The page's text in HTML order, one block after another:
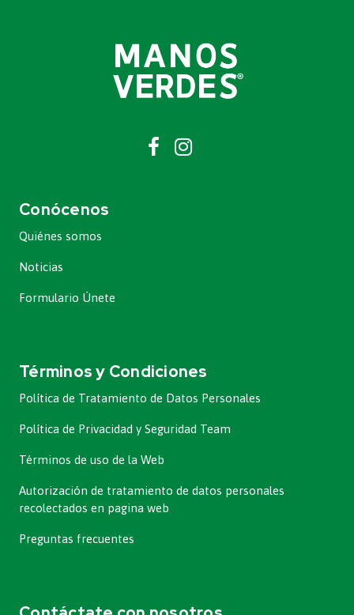
Conócenos
Quiénes somos
Noticias
Formulario Únete
Términos y Condiciones
Política de Tratamiento de Datos Personales
Política de Privacidad y Seguridad Team
Términos de uso de la Web
Autorización de tratamiento de datos personales
recolectados en pagina web
Preguntas frecuentes